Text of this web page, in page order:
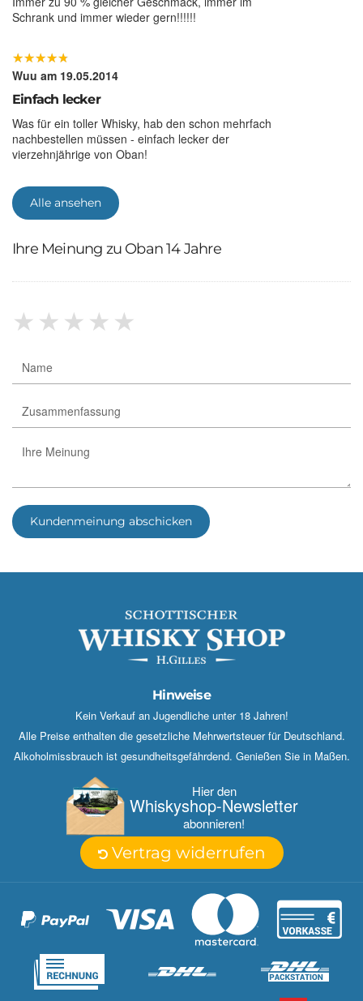
Schrank und immer wieder gern!!!!!!
★★★★★
★★★★★
Wuu am 19.05.2014
Einfach lecker
Was für ein toller Whisky, hab den schon mehrfach
nachbestellen müssen - einfach lecker der
vierzehnjährige von Oban!
★ ★ ★
★ ★ ★
eifelhexe am 20.12.2013
Schnelle Lieferung,super leichte Abwicklung und
Alle ansehen
Ihre Meinung zu Oban 14 Jahre
★★★★★
Kundenmeinung abschicken
Hinweise
Kein Verkauf an Jugendliche unter 18 Jahren!
Alle Preise enthalten die gesetzliche Mehrwertsteuer für Deutschland.
Alkoholmissbrauch ist gesundheitsgefährdend. Genießen Sie in Maßen.
Hier den
Whisky­shop-Newsletter
abonnieren!
Vertrag widerrufen